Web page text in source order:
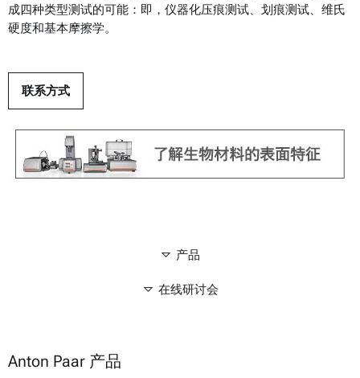
成四种类型测试的可能：即，仪器化压痕测试、划痕测试、维氏
硬度和基本摩擦学。
联系方式
产品
在线研讨会
Anton Paar 产品